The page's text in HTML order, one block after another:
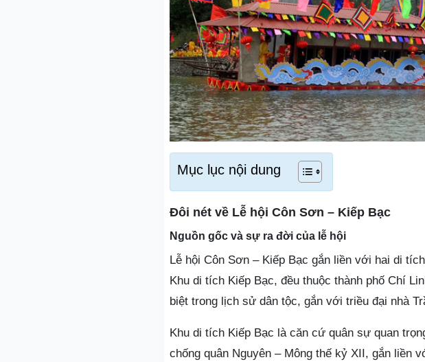
Mục lục nội dung
Đôi nét về Lễ hội Côn Sơn – Kiếp Bạc
Nguồn gốc và sự ra đời của lễ hội
Lễ hội Côn Sơn – Kiếp Bạc gắn liền với hai di
Khu di tích Kiếp Bạc, đều thuộc thành phố Chí
biệt trong lịch sử dân tộc, gắn với triều đại nhà
Khu di tích Kiếp Bạc là căn cứ quân sự quan
chống quân Nguyên – Mông thế kỷ XII, gắn liền